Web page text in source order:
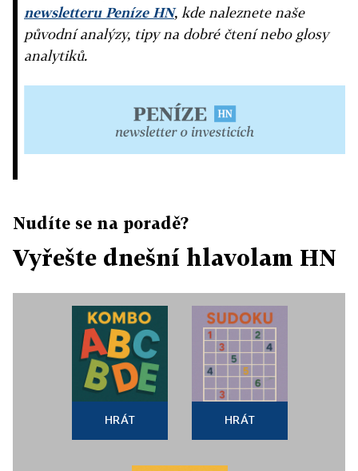
newsletteru Peníze HN, kde naleznete naše
původní analýzy, tipy na dobré čtení nebo glosy
analytiků.
Nudíte se na poradě?
Vyřešte dnešní hlavolam HN
HRÁT HRÁT